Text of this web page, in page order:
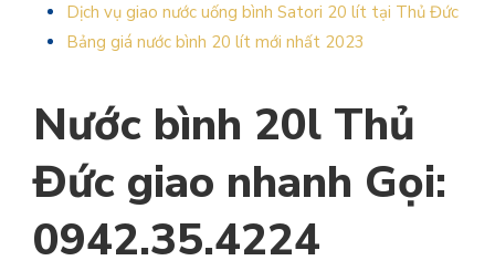
Dịch vụ giao nước uống bình Satori 20 lít tại Thủ Đức
Bảng giá nước bình 20 lít mới nhất 2023
Nước bình 20l Thủ
Đức giao nhanh Gọi:
0942.35.4224